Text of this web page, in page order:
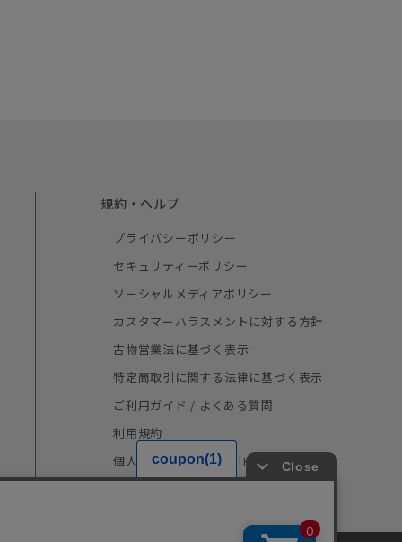
規約・ヘルプ
プライバシーポリシー
セキュリティーポリシー
ソーシャルメディアポリシー
カスタマーハラスメントに対する方針
古物営業法に基づく表示
特定商取引に関する法律に基づく表示
ご利用ガイド / よくある質問
利用規約
個人情報の取り扱い（TRUSTe）